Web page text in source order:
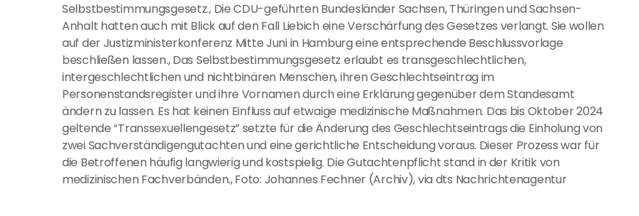
Selbstbestimmungsgesetz., Die CDU-geführten Bundesländer Sachsen, Thüringen und Sachsen-
Anhalt hatten auch mit Blick auf den Fall Liebich eine Verschärfung des Gesetzes verlangt. Sie wollen
auf der Justizministerkonferenz Mitte Juni in Hamburg eine entsprechende Beschlussvorlage
beschließen lassen., Das Selbstbestimmungsgesetz erlaubt es transgeschlechtlichen,
intergeschlechtlichen und nichtbinären Menschen, ihren Geschlechtseintrag im
Personenstandsregister und ihre Vornamen durch eine Erklärung gegenüber dem Standesamt
ändern zu lassen. Es hat keinen Einfluss auf etwaige medizinische Maßnahmen. Das bis Oktober 2024
geltende “Transsexuellengesetz” setzte für die Änderung des Geschlechtseintrags die Einholung von
zwei Sachverständigengutachten und eine gerichtliche Entscheidung voraus. Dieser Prozess war für
die Betroffenen häufig langwierig und kostspielig. Die Gutachtenpflicht stand in der Kritik von
medizinischen Fachverbänden., Foto: Johannes Fechner (Archiv), via dts Nachrichtenagentur